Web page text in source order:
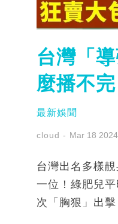
台灣「
麼播不完
最新娛聞
cloud Mar 18 2024
台灣出名多樣
一位！綠肥兒
次「胸狠」出